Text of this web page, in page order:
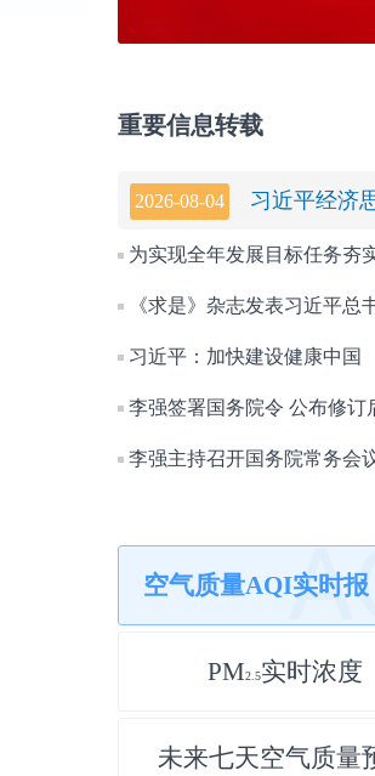
重要信息转载
2026-08-04
习近平：加快建设健康中国
李强主持召开国务院常务会
空气质量AQI实时报
PM2.5实时浓度
未来七天空气质量